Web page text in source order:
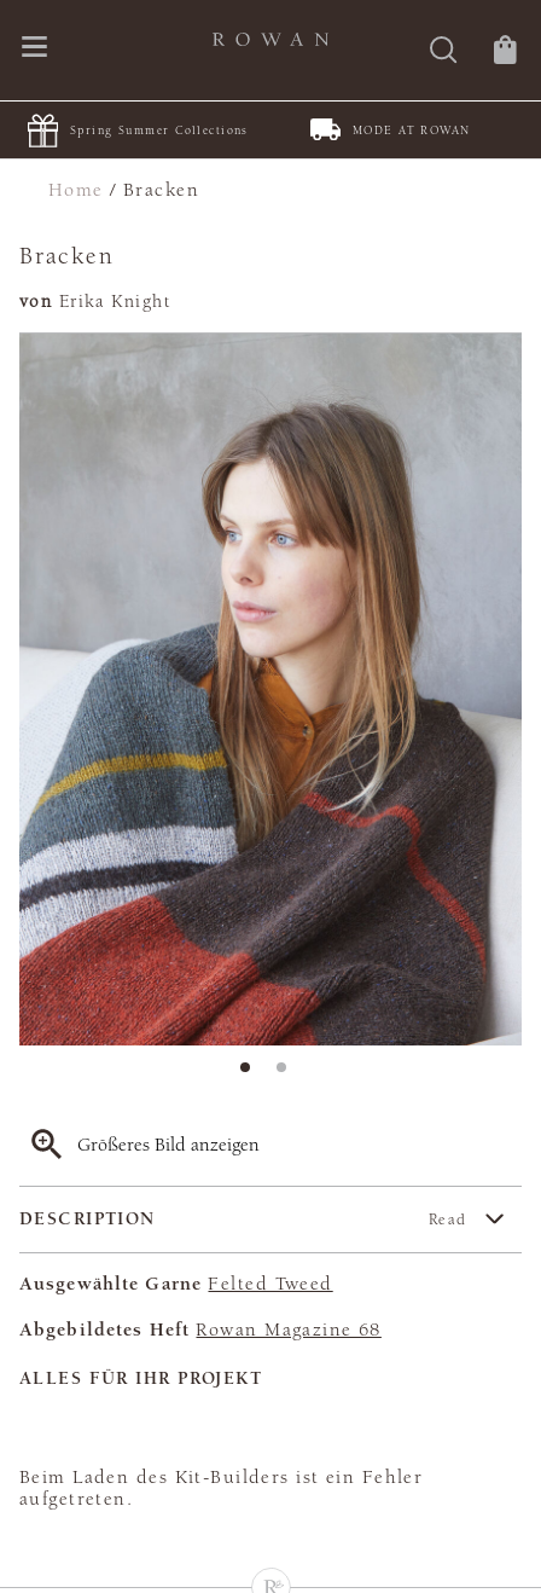
Spring Summer Collections MODE AT ROWAN
Home /Bracken
Bracken
von Erika Knight
Größeres Bild anzeigen
DESCRIPTION Read
Ausgewählte Garne Felted Tweed
Abgebildetes Heft Rowan Magazine 68
ALLES FÜR IHR PROJEKT
Beim Laden des Kit-Builders ist ein Fehler
aufgetreten.